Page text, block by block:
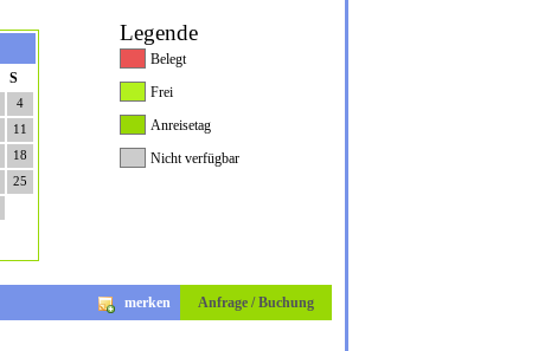
Legende
Belegt
Frei
Anreisetag
Nicht verfügbar
S
4
11
18
25
Anfrage / Buchung
merken